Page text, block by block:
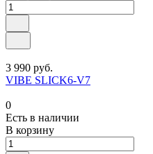
3 990 руб.
VIBE SLICK6-V7
0
Есть в наличии
В корзину